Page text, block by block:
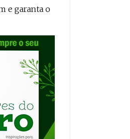
e garanta o